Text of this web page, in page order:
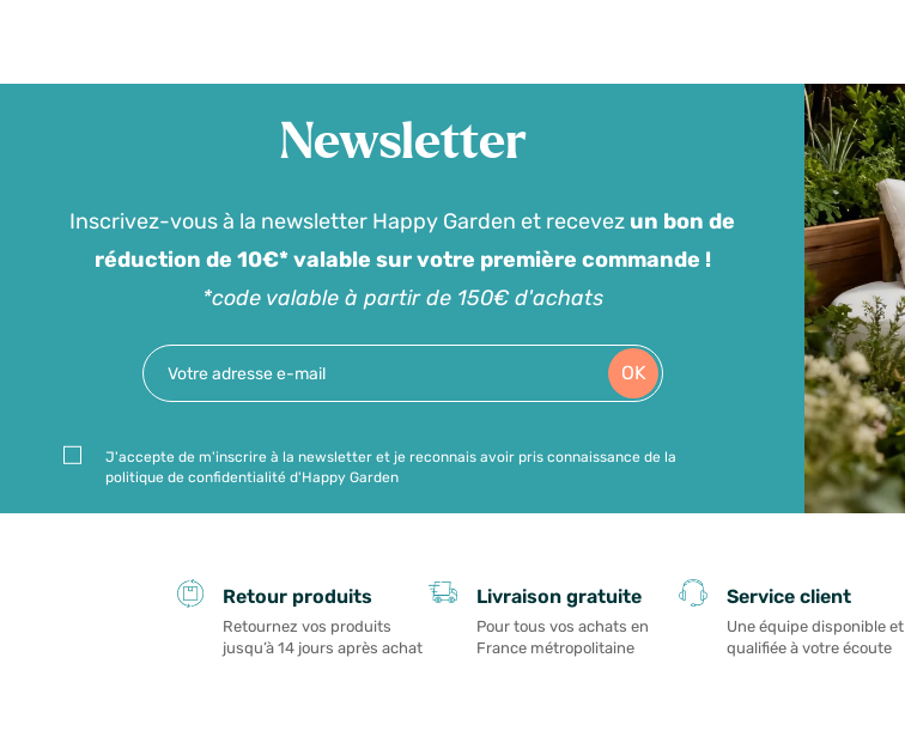
Newsletter
Inscrivez-vous à la newsletter Happy Garden et recevez un bon de
réduction de 10€* valable sur votre première commande !
*code valable à partir de 150€ d'achats
OK
J'accepte de m'inscrire à la newsletter et je reconnais avoir pris connaissance de la
politique de confidentialité d'Happy Garden
Retour produits
Retournez vos produits
jusqu’à 14 jours après achat
Livraison gratuite
Pour tous vos achats en
France métropolitaine
Service client
Une équipe disponible et
qualifiée à votre écoute